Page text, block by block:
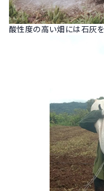
酸性度の高い畑には石灰